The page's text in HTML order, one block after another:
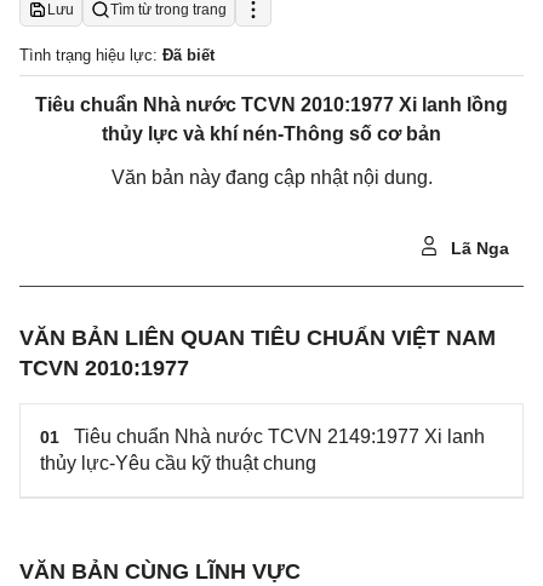
Lưu Tìm từ trong trang
Tình trạng hiệu lực: Đã biết
Tiêu chuẩn Nhà nước TCVN 2010:1977 Xi lanh lồng
thủy lực và khí nén-Thông số cơ bản
Văn bản này đang cập nhật nội dung.
Lã Nga
VĂN BẢN LIÊN QUAN TIÊU CHUẨN VIỆT NAM
TCVN 2010:1977
01
Tiêu chuẩn Nhà nước TCVN 2149:1977 Xi lanh
thủy lực-Yêu cầu kỹ thuật chung
VĂN BẢN CÙNG LĨNH VỰC